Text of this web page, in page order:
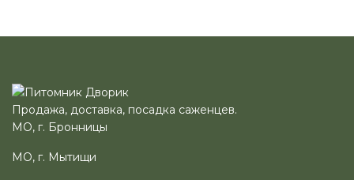
Продажа, доставка, посадка саженцев.
МО, г. Бронницы
МО, г. Мытищи